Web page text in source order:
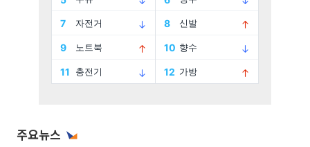
주요뉴스